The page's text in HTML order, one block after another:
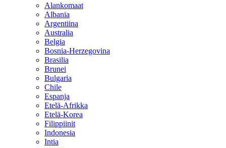
Alankomaat
Albania
Argentiina
Australia
Belgia
Bosnia-Herzegovina
Brasilia
Brunei
Bulgaria
Chile
Espanja
Etelä-Afrikka
Etelä-Korea
Filippiinit
Indonesia
Intia